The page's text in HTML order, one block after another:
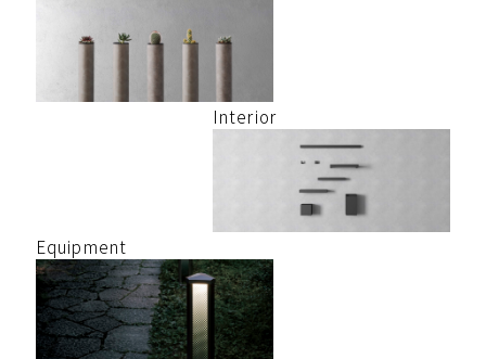
Interior
Equipment